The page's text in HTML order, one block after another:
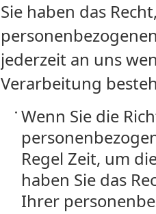
Sie haben das
jederzeit an uns
Verarbeitung
Wenn Sie die
Regel Zeit, um
haben Sie das
Ihrer